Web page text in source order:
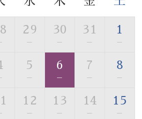
希有な源泉です。身も心も癒され
）
防菌防カビの特殊素材の畳を使
そして滑りにくい畳のお風呂で
移動には階段がございます。 予め
29
—
30
—
31
—
1
—
5
—
6
—
7
—
8
—
12
—
13
—
14
—
15
—